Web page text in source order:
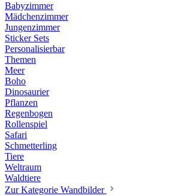
Babyzimmer
Mädchenzimmer
Jungenzimmer
Sticker Sets
Personalisierbar
Themen
Meer
Boho
Dinosaurier
Pflanzen
Regenbogen
Rollenspiel
Safari
Schmetterling
Tiere
Weltraum
Waldtiere
Zur Kategorie Wandbilder